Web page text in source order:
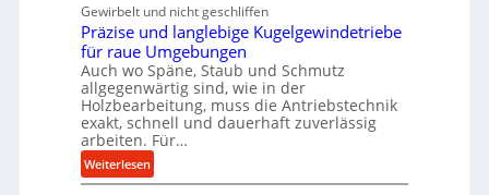
b
e
i
m
D
r
ü
c
u
g
e
l
g
e
w
i
n
Gewirbelt und nicht geschliffen
Präzise und langlebige Kugelgewindetriebe
für raue Umgebungen
Auch wo Späne, Staub und Schmutz
allgegenwärtig sind, wie in der
Holzbearbeitung, muss die Antriebstechnik
exakt, schnell und dauerhaft zuverlässig
arbeiten. Für…
Weiterlesen:
P